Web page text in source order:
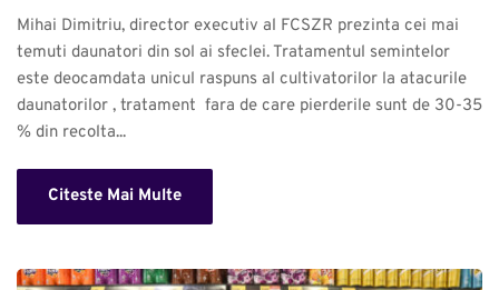
Mihai Dimitriu, director executiv al FCSZR prezinta cei mai
temuti daunatori din sol ai sfeclei. Tratamentul semintelor
este deocamdata unicul raspuns al cultivatorilor la atacurile
daunatorilor , tratament  fara de care pierderile sunt de 30-35
% din recolta...
Citeste Mai Multe